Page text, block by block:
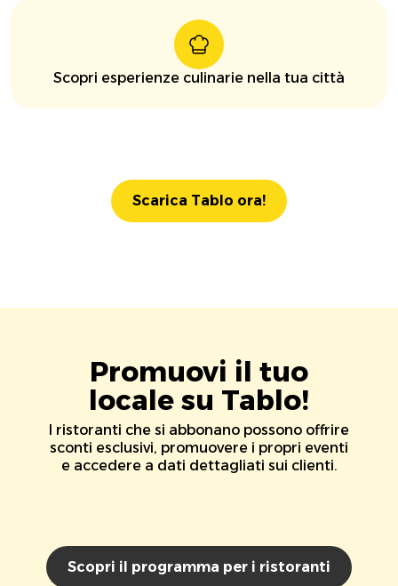
Scopri esperienze culinarie nella tua città
Scarica Tablo ora!
Promuovi il tuo
locale su Tablo!
I ristoranti che si abbonano possono offrire
sconti esclusivi, promuovere i propri eventi
e accedere a dati dettagliati sui clienti.
Scopri il programma per i ristoranti